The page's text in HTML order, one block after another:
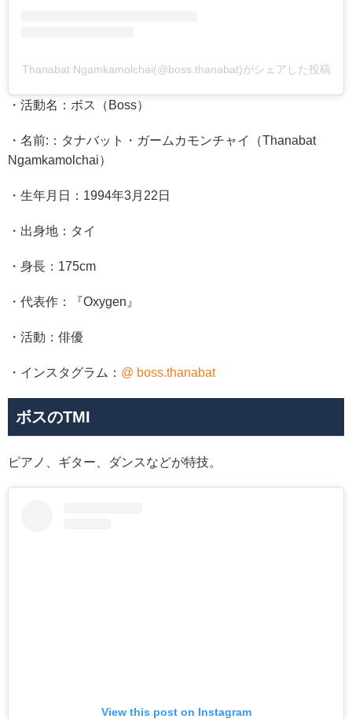
Thanabat Ngamkamolchai(@boss.thanabat)がシェアした投稿
・活動名：ボス（Boss）
・名前:：タナバット・ガームカモンチャイ（Thanabat
Ngamkamolchai）
・生年月日：1994年3月22日
・出身地：タイ
・身長：175cm
・代表作：『Oxygen』
・活動：俳優
・インスタグラム： @ boss.thanabat
ボスのTMI
ピアノ、ギター、ダンスなどが特技。
View this post on Instagram